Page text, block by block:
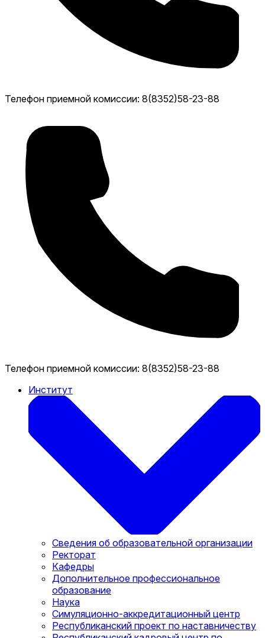
Телефон приемной комиссии: 8(8352)58-23-88
Телефон приемной комиссии: 8(8352)58-23-88
Институт
Сведения об образовательной организации
Ректорат
Кафедры
Дополнительное профессиональное
образование
Наука
Симуляционно-аккредитационный центр
Республиканский проект по наставничеству